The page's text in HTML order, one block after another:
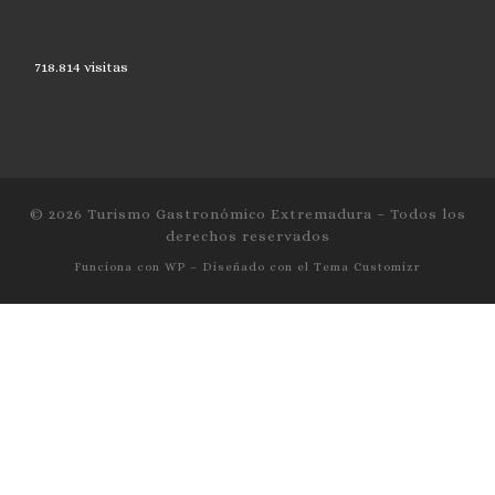
718.814 visitas
© 2026 Turismo Gastronómico Extremadura – Todos los
derechos reservados
Funciona con WP – Diseñado con el Tema Customizr